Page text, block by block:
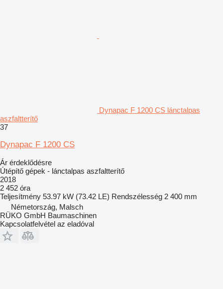
Dynapac F 1200 CS lánctalpas
aszfaltterítő
37
Dynapac F 1200 CS
Ár érdeklődésre
Útépítő gépek - lánctalpas aszfaltterítő
2018
2 452 óra
Teljesítmény 53.97 kW (73.42 LE) Rendszélesség 2 400 mm
Németország, Malsch
RÜKO GmbH Baumaschinen
Kapcsolatfelvétel az eladóval